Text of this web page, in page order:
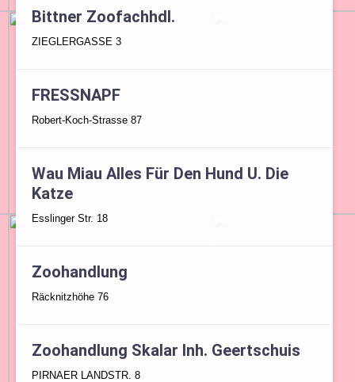
Bittner Zoofachhdl.
ZIEGLERGASSE 3
FRESSNAPF
Robert-Koch-Strasse 87
Wau Miau Alles Für Den Hund U. Die
Katze
Esslinger Str. 18
Zoohandlung
Räcknitzhöhe 76
Zoohandlung Skalar Inh. Geertschuis
PIRNAER LANDSTR. 8